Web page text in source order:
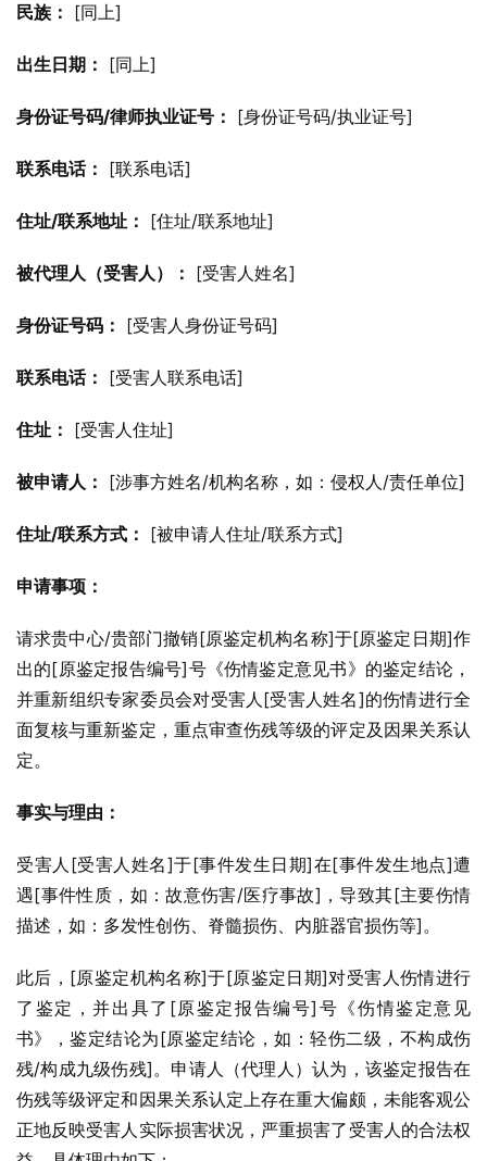
民族： [同上]
出生日期： [同上]
身份证号码/律师执业证号： [身份证号码/执业证号]
联系电话： [联系电话]
住址/联系地址： [住址/联系地址]
被代理人（受害人）： [受害人姓名]
身份证号码： [受害人身份证号码]
联系电话： [受害人联系电话]
住址： [受害人住址]
被申请人： [涉事方姓名/机构名称，如：侵权人/责任单位]
住址/联系方式： [被申请人住址/联系方式]
申请事项：
请求贵中心/贵部门撤销[原鉴定机构名称]于[原鉴定日期]作
出的[原鉴定报告编号]号《伤情鉴定意见书》的鉴定结论，
并重新组织专家委员会对受害人[受害人姓名]的伤情进行全
面复核与重新鉴定，重点审查伤残等级的评定及因果关系认
定。
事实与理由：
受害人[受害人姓名]于[事件发生日期]在[事件发生地点]遭
遇[事件性质，如：故意伤害/医疗事故]，导致其[主要伤情
描述，如：多发性创伤、脊髓损伤、内脏器官损伤等]。
此后，[原鉴定机构名称]于[原鉴定日期]对受害人伤情进行
了鉴定，并出具了[原鉴定报告编号]号《伤情鉴定意见
书》，鉴定结论为[原鉴定结论，如：轻伤二级，不构成伤
残/构成九级伤残]。申请人（代理人）认为，该鉴定报告在
伤残等级评定和因果关系认定上存在重大偏颇，未能客观公
正地反映受害人实际损害状况，严重损害了受害人的合法权